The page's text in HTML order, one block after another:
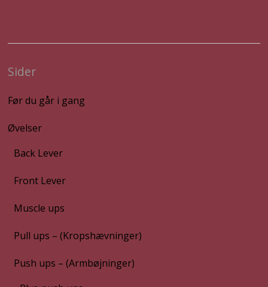
Sider
Før du går i gang
Øvelser
Back Lever
Front Lever
Muscle ups
Pull ups – (Kropshævninger)
Push ups – (Armbøjninger)